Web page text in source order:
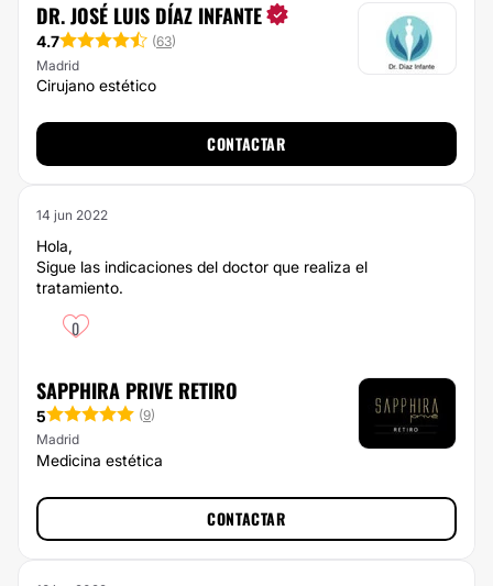
DR. JOSÉ LUIS DÍAZ INFANTE
4.7 (63)
Madrid
Cirujano estético
CONTACTAR
14 jun 2022
Hola,
Sigue las indicaciones del doctor que realiza el
tratamiento.
0
SAPPHIRA PRIVE RETIRO
5 (9)
Madrid
Medicina estética
CONTACTAR